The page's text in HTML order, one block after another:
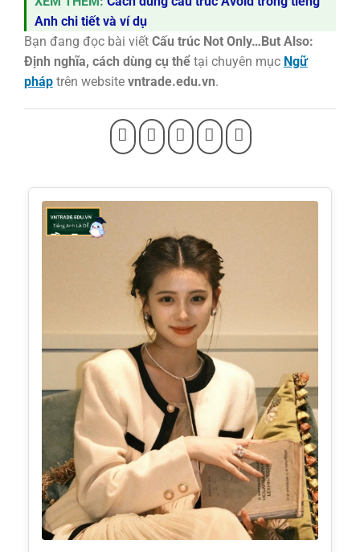
Anh chi tiết và ví dụ
Bạn đang đọc bài viết Cấu trúc Not Only…But Also:
Định nghĩa, cách dùng cụ thểtại chuyên mục Ngữ
pháptrên website vntrade.edu.vn.